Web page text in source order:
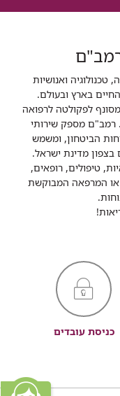
ואנושיות
בארץ ובעולם.
לפקולטה לרפואה
מיטות אשפוז. רמב"ם מספק שירותי
צה"ל וכוחות הביטחון, ומשמש
טיפולים, רופאים,
או המרפאה המבוקשת
כניסת עובדים